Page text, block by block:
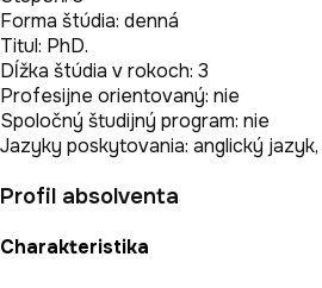
Forma štúdia: denná
Titul: PhD.
Dĺžka štúdia v rokoch: 3
Profesijne orientovaný: nie
Spoločný študijný program: nie
Jazyky poskytovania: anglický jazyk,
Profil absolventa
Charakteristika